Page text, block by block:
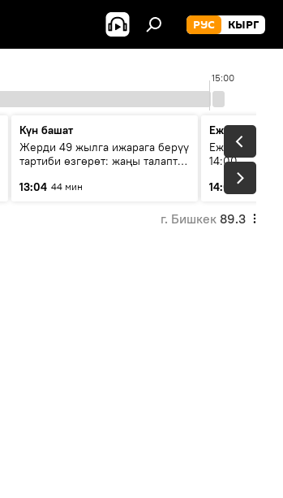
РУС КЫРГ
15:00
Күн башат
Жерди 49 жылга ижарага берүү
тартиби өзгөрөт: жаңы талаптар
13:04 44 мин
Ежедневные
Ежедневные
14:00
14:01
3 мин
г. Бишкек 89.3